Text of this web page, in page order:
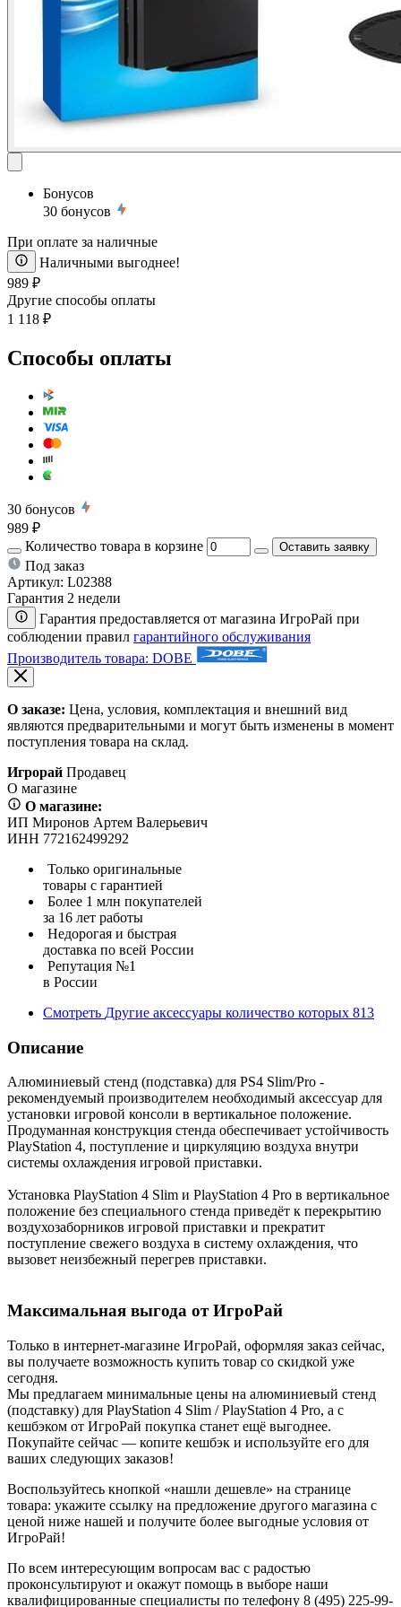
Бонусов
30 бонусов
При оплате за наличные
Наличными выгоднее!
989 ₽
Другие способы оплаты
1 118 ₽
Способы оплаты
30 бонусов
989 ₽
Количество товара в корзине
Оставить заявку
Под заказ
Артикул: L02388
Гарантия 2 недели
Гарантия предоставляется от магазина ИгроРай при
соблюдении правил гарантийного обслуживания
Производитель товара: DOBE
О заказе: Цена, условия, комплектация и внешний вид
являются предварительными и могут быть изменены в момент
поступления товара на склад.
Игрорай Продавец
О магазине
О магазине:
ИП Миронов Артем Валерьевич
ИНН 772162499292
Только оригинальные
товары с гарантией
Более 1 млн покупателей
за 16 лет работы
Недорогая и быстрая
доставка по всей России
Репутация №1
в России
Смотреть Другие аксессуары количество которых 813
Описание
Алюминиевый стенд (подставка) для PS4 Slim/Pro -
рекомендуемый производителем необходимый аксессуар для
установки игровой консоли в вертикальное положение.
Продуманная конструкция стенда обеспечивает устойчивость
PlayStation 4, поступление и циркуляцию воздуха внутри
системы охлаждения игровой приставки.
Установка PlayStation 4 Slim и PlayStation 4 Pro в вертикальное
положение без специального стенда приведёт к перекрытию
воздухозаборников игровой приставки и прекратит
поступление свежего воздуха в систему охлаждения, что
вызовет неизбежный перегрев приставки.
Максимальная выгода от ИгроРай
Только в интернет-магазине ИгроРай, оформляя заказ сейчас,
вы получаете возможность купить товар со скидкой уже
сегодня.
Мы предлагаем минимальные цены на алюминиевый стенд
(подставку) для PlayStation 4 Slim / PlayStation 4 Pro, а с
кешбэком от ИгроРай покупка станет ещё выгоднее.
Покупайте сейчас — копите кешбэк и используйте его для
ваших следующих заказов!
Воспользуйтесь кнопкой «нашли дешевле» на странице
товара: укажите ссылку на предложение другого магазина с
ценой ниже нашей и получите более выгодные условия от
ИгроРай!
По всем интересующим вопросам вас с радостью
проконсультируют и окажут помощь в выборе наши
квалифицированные специалисты по телефону 8 (495) 225-99-